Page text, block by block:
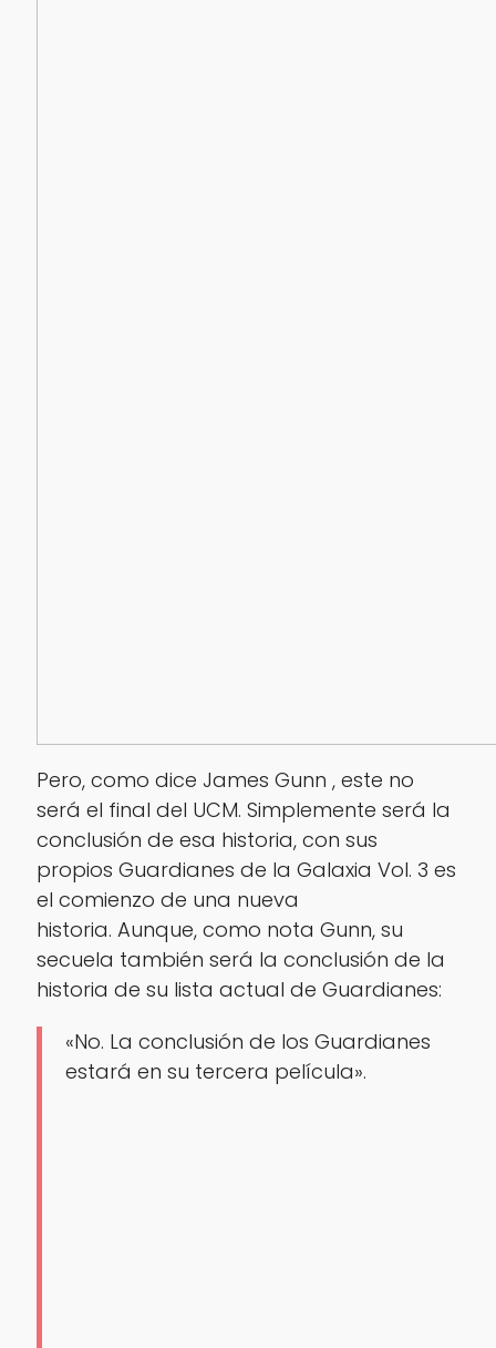
Pero, como dice James Gunn , este no
será el final del UCM. Simplemente será la
conclusión de esa historia, con sus
propios Guardianes de la Galaxia Vol. 3 es
el comienzo de una nueva
historia. Aunque, como nota Gunn, su
secuela también será la conclusión de la
historia de su lista actual de Guardianes:
«No. La conclusión de los Guardianes
estará en su tercera película».